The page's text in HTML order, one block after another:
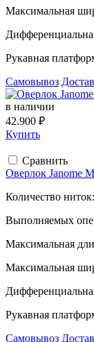
Максимальная
Рукавная
Самовывоз
в наличии
42.900 ₽
Купить
Сравнить
Оверлок Janome
Количество ниток:
Выполняемых
Максимальная
Максимальная
Рукавная
Самовывоз